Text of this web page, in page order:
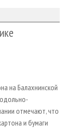
на Балахнинской
отмечают, что
и бумаги